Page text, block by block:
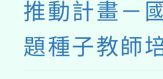
推動計畫－
題種子教師